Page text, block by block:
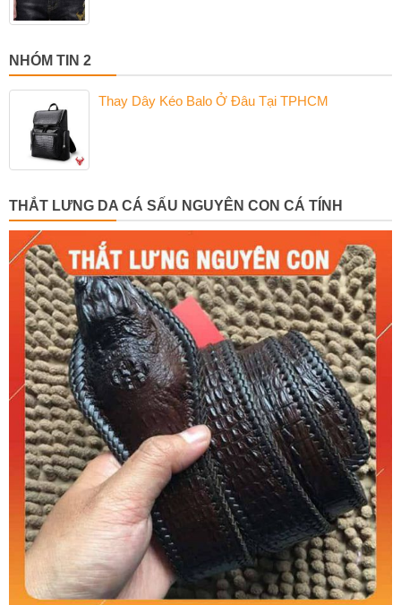
NHÓM TIN 2
Thay Dây Kéo Balo Ở Đâu Tại TPHCM
THẮT LƯNG DA CÁ SẤU NGUYÊN CON CÁ TÍNH